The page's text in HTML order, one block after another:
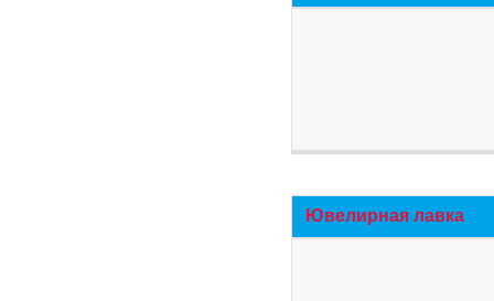
Ювелирная лавка